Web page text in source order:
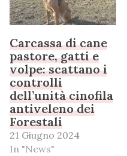
Carcassa di cane
pastore, gatti e
volpe: scattano i
controlli
dell’unità cinofila
antiveleno dei
Forestali
21 Giugno 2024
In "News"